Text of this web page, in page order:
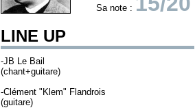
Sa note :
LINE UP
-JB Le Bail
(chant+guitare)
-Clément "Klem" Flandrois
(guitare)